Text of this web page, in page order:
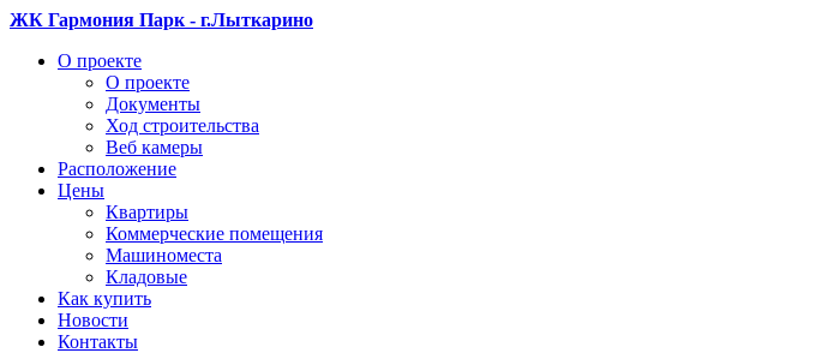
ЖК Гармония Парк - г.Лыткарино
О проекте
О проекте
Документы
Ход строительства
Веб камеры
Расположение
Цены
Квартиры
Коммерческие помещения
Машиноместа
Кладовые
Как купить
Новости
Контакты